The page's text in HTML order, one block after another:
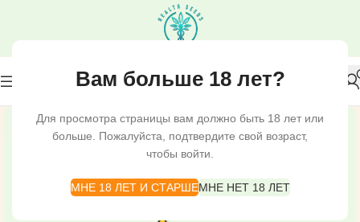
Вам больше 18 лет?
Для просмотра страницы вам должно быть 18 лет или
больше. Пожалуйста, подтвердите свой возраст,
чтобы войти.
МНЕ 18 ЛЕТ И СТАРШЕМНЕ НЕТ 18 ЛЕТ